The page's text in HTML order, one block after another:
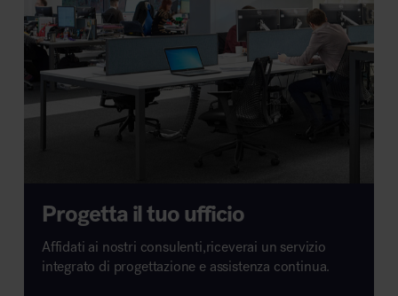
Progetta il tuo ufficio
Affidati ai nostri consulenti,riceverai un servizio
integrato di progettazione e assistenza continua.